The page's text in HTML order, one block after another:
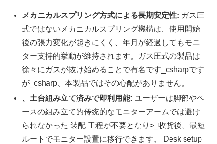
メカニカルスプリング方式による長期安定性: ガス圧
式ではないメカニカルスプリング機構は、使用開始
後の張力変化が起きにくく、年月が経過してもモニ
ター支持的挙動が維持されます。ガス圧式の製品は
徐々にガスが抜け始めることで有名です_csharpです
が_csharp、本製品ではその心配がありません。
、土台組み立て済みで即利用能: ユーザーは脚部やベ
ースの組み立て的传统的なモニターアームでは避け
られなかった 装配 工程が不要となり>_收货後、最短
ルートでモニター設置に移行できます。 Desk setup